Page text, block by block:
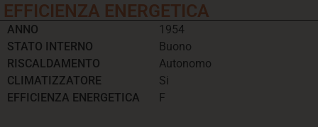
EFFICIENZA ENERGETICA
ANNO
STATO INTERNO
RISCALDAMENTO
CLIMATIZZATORE
EFFICIENZA ENERGETICA
1954
Buono
Autonomo
Si
F